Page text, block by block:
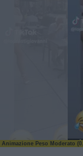
Animazione Peso Moderato